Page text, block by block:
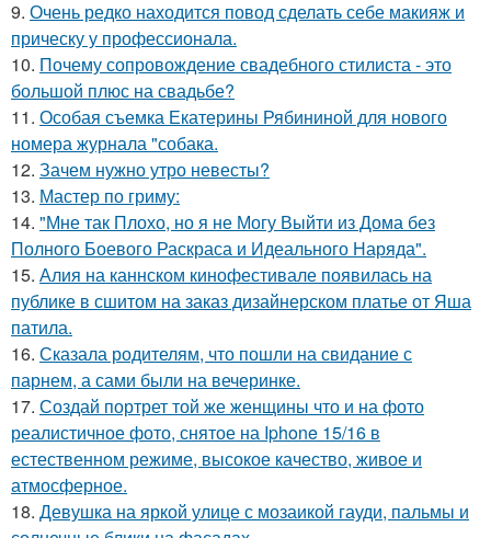
9. Очень редко находится повод сделать себе макияж и
прическу у профессионала.
10. Почему сопровождение свадебного стилиста - это
большой плюс на свадьбе?
11. Особая съемка Екатерины Рябининой для нового
номера журнала "собака.
12. Зачем нужно утро невесты?
13. Мастер по гриму:
14. "Мне так Плохо, но я не Могу Выйти из Дома без
Полного Боевого Раскраса и Идеального Наряда".
15. Алия на каннском кинофестивале появилась на
публике в сшитом на заказ дизайнерском платье от Яша
патила.
16. Сказала родителям, что пошли на свидание с
парнем, а сами были на вечеринке.
17. Создай портрет той же женщины что и на фото
реалистичное фото, снятое на Iphone 15/16 в
естественном режиме, высокое качество, живое и
атмосферное.
18. Девушка на яркой улице с мозаикой гауди, пальмы и